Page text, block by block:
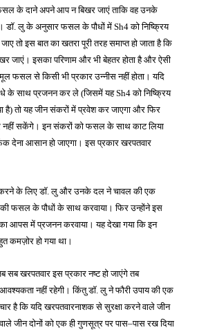
के दाने अपने आप न बिखर जाएं ताकि वह उनके
डॉ.लु के अनुसार फसल के पौधों में Sh4को निष्क्रिय
तो इस बात का खतरा पूरी तरह समाप्त हो जाता है कि
जाएं। इसका परिणाम और भी बेहतर होता है और ऐसी
फसल से किसी भी प्रकार उन्नीस नहीं होता। यदि
के साथ प्रजनन कर ले(जिसमें यहSh4को निष्क्रिय
है)तो यह जीन संकरों में प्रवेश कर जाएगा और फिर
नहीं सकेंगे। इन संकरों को फसल के साथ काट लिया
देना आसान हो जाएगा। इस प्रकार खरपतवार
के लिए डॉ.लु और उनके दल ने चावल की एक
फसल के पौधों के साथ करवाया। फिर उन्होंने इस
आपस में प्रजनन करवाया। यह देखा गया कि इन
कमज़ोर हो गया था।
सब खरपतवार इस प्रकार नष्ट हो जाएंगे तब
नहीं रहेगी। किंतु डॉ.लु ने फौरी उपाय की एक
है कि यदि खरपतवारनाशक से सुरक्षा करने वाले जीन
जीन दोनों को एक ही गुणसूत्र पर पास–पास रख दिया